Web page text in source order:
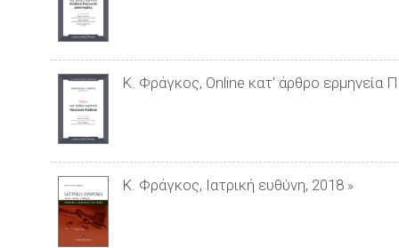
Κ. Φράγκος, Online κατ' άρθρο ερμηνεία
Κ. Φράγκος, Ιατρική ευθύνη, 2018 »